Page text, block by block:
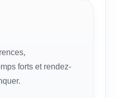
forts et rendez-